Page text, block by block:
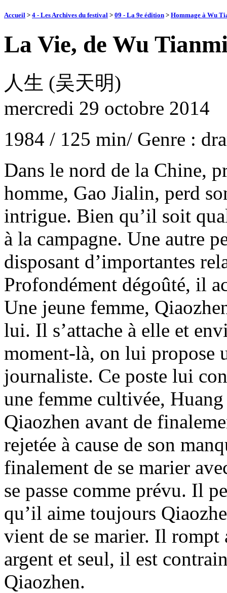
Accueil > 4 - Les Archives du festival > 09 - La 9e édition > Hommage à Wu
La Vie, de Wu
人生 (吴天明)
mercredi 29 octobre 2014
1984 / 125 min/ Genre :
Dans le nord de la Chine,
homme, Gao Jialin, perd
intrigue. Bien qu’il soit
à la campagne. Une autre
disposant d’importantes
Profondément dégoûté, il
Une jeune femme,
lui. Il s’attache à elle et
moment-là, on lui propose
journaliste. Ce poste lui
une femme cultivée,
Qiaozhen avant de
rejetée à cause de son
finalement de se marier
se passe comme prévu. Il
qu’il aime toujours
vient de se marier. Il rompt
argent et seul, il est
Qiaozhen.